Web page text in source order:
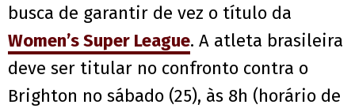
busca de garantir de vez o título da
Women’s Super League. A atleta brasileira
deve ser titular no confronto contra o
Brighton no sábado (25), às 8h (horário de